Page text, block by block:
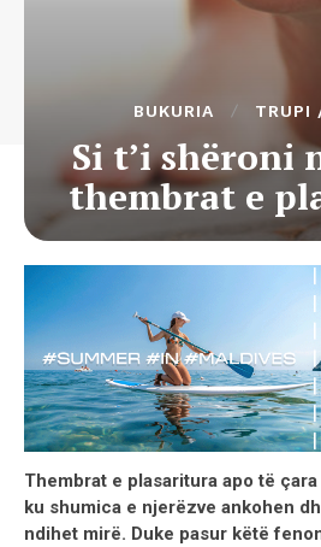
BUKURIA TRUPI
Si t’i shëroni
thembrat e
Thembrat e plasaritura apo të
ku shumica e njerëzve ankohen
ndihet mirë. Duke pasur këtë